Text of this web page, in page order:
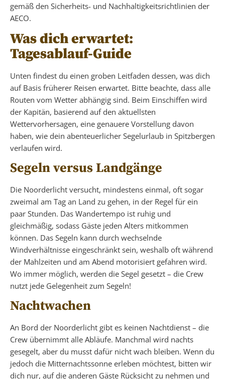
gemäß den Sicherheits- und Nachhaltigkeitsrichtlinien der
AECO.
Was dich erwartet:
Tagesablauf-Guide
Unten findest du einen groben Leitfaden dessen, was dich
auf Basis früherer Reisen erwartet. Bitte beachte, dass alle
Routen vom Wetter abhängig sind. Beim Einschiffen wird
der Kapitän, basierend auf den aktuellsten
Wettervorhersagen, eine genauere Vorstellung davon
haben, wie dein abenteuerlicher Segelurlaub in Spitzbergen
verlaufen wird.
Segeln versus Landgänge
Die Noorderlicht versucht, mindestens einmal, oft sogar
zweimal am Tag an Land zu gehen, in der Regel für ein
paar Stunden. Das Wandertempo ist ruhig und
gleichmäßig, sodass Gäste jeden Alters mitkommen
können. Das Segeln kann durch wechselnde
Windverhältnisse eingeschränkt sein, weshalb oft während
der Mahlzeiten und am Abend motorisiert gefahren wird.
Wo immer möglich, werden die Segel gesetzt – die Crew
nutzt jede Gelegenheit zum Segeln!
Nachtwachen
An Bord der Noorderlicht gibt es keinen Nachtdienst – die
Crew übernimmt alle Abläufe. Manchmal wird nachts
gesegelt, aber du musst dafür nicht wach bleiben. Wenn du
jedoch die Mitternachtssonne erleben möchtest, bitten wir
dich nur, auf die anderen Gäste Rücksicht zu nehmen und